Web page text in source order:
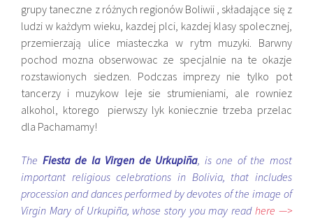
grupy taneczne z różnych regionów Boliwii , składające się z
ludzi w każdym wieku, kazdej plci, kazdej klasy spolecznej,
przemierzają ulice miasteczka w rytm muzyki. Barwny
pochod mozna obserwowac ze specjalnie na te okazje
rozstawionych siedzen. Podczas imprezy nie tylko pot
tancerzy i muzykow leje sie strumieniami, ale rowniez
alkohol, ktorego pierwszy lyk koniecznie trzeba przelac
dla Pachamamy!
The Fiesta de la Virgen de Urkupiña, is one of the most
important religious celebrations in Bolivia, that includes
procession and dances performed by devotes of the image of
Virgin Mary of Urkupiña, whose story you may read here —>